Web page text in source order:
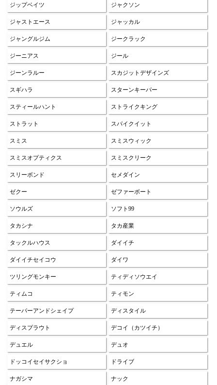
ジップベイツ ジャクソン
ジャストエース ジャッカル
ジャングルジム ジークラック
ジーニアス ジール
ジーンラルー スカジットデザインズ
スギハラ スターンキーパー
スティールハント ストライクキング
ストラット スパイクイット
スミス スミスウィック
スミスオプティクス スミスクリーク
スリーボンド セメダイン
ゼクー ゼファーボート
ソウルズ ソフト99
タカシナ タカ産業
タックルハウス ダイイチ
ダイイチセイコウ ダイワ
ツリングモンキー ティディソウエイ
ティムコ ティモン
テーパーアンドシェイプ ディスタイル
ディスプラウト デコイ（カツイチ）
デュエル デュオ
ドッコイセイサクショ ドライブ
ナガシマ ナック